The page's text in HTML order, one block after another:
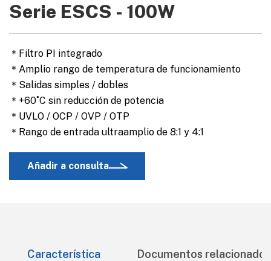
Serie ESCS - 100W
＊Filtro PI integrado
＊Amplio rango de temperatura de funcionamiento
＊Salidas simples / dobles
＊+60˚C sin reducción de potencia
＊UVLO / OCP / OVP / OTP
＊Rango de entrada ultraamplio de 8:1 y 4:1
Añadir a consulta
Característica Documentos relacionados